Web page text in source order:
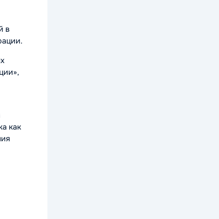
в
как